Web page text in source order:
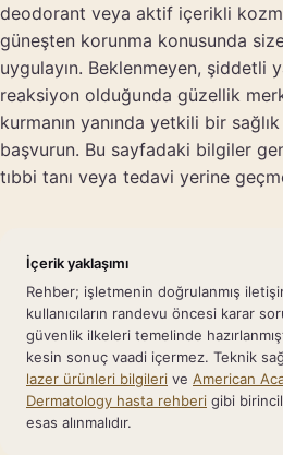
deodorant veya aktif içerikli
güneşten korunma konusunda
uygulayın. Beklenmeyen, şiddetli
reaksiyon olduğunda güzellik
kurmanın yanında yetkili bir
başvurun. Bu sayfadaki bilgiler
tıbbi tanı veya tedavi yerine
İçerik yaklaşımı
Rehber; işletmenin doğrulanmış
kullanıcıların randevu öncesi karar
güvenlik ilkeleri temelinde
kesin sonuç vaadi içermez. Teknik
lazer ürünleri bilgileri ve American
Dermatology hasta rehberi gibi
esas alınmalıdır.